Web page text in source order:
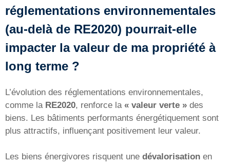
réglementations environnementales
(au-delà de RE2020) pourrait-elle
impacter la valeur de ma propriété à
long terme ?
L’évolution des réglementations environnementales,
comme la RE2020, renforce la « valeur verte » des
biens. Les bâtiments performants énergétiquement sont
plus attractifs, influençant positivement leur valeur.
Les biens énergivores risquent une dévalorisation en